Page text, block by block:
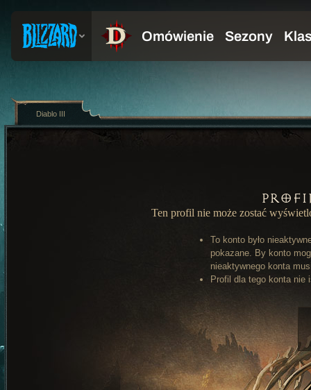
Ten profil nie może zostać
To konto było
pokazane. By konto
nieaktywnego konta
Profil dla tego konta nie
Diablo III